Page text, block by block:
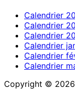
Calendrier
Calendrier
Calendrier
Calendrier
Calendrier
Calendrier
Copyright ©